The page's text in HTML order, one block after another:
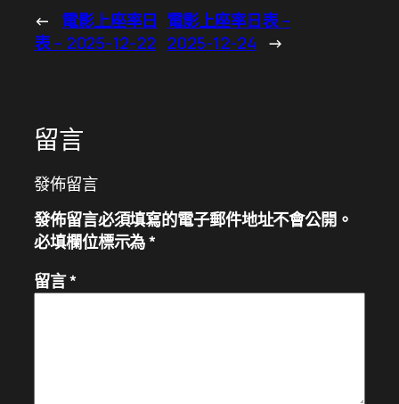
←
電影上座率日
表 – 2025-12-22
電影上座率日表 –
2025-12-24 →
留言
發佈留言
發佈留言必須填寫的電子郵件地址不會公開。
必填欄位標示為*
留言*